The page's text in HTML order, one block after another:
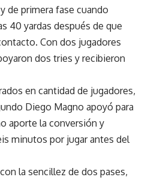
de primera fase cuando
40 yardas después de que
Con dos jugadores
dos tries y recibieron
en cantidad de jugadores,
Diego Magno apoyó para
aporte la conversión y
minutos por jugar antes del
la sencillez de dos pases,